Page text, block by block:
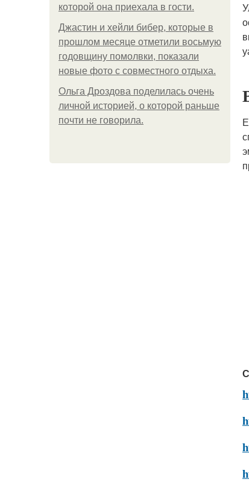
которой она приехала в гости.
Джастин и хейли бибер, которые в
прошлом месяце отметили восьмую
годовщину помолвки, показали
новые фото с совместного отдыха.
Ольга Дроздова поделилась очень
личной историей, о которой раньше
почти не говорила.